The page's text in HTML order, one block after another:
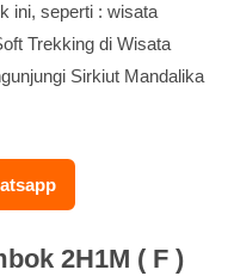
ini, seperti : wisata
Trekking di Wisata
Sirkiut Mandalika
2H1M ( F )